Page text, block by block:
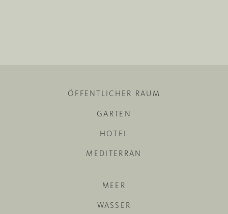
ÖFFENTLICHER RAUM
GÄRTEN
HOTEL
MEDITERRAN
MEER
WASSER